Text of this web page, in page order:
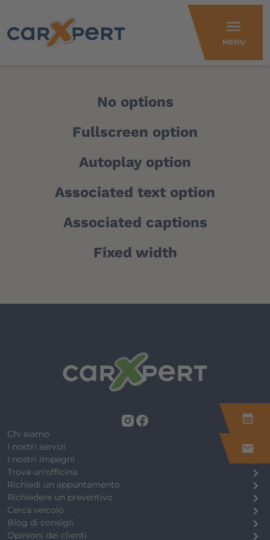
calendar_month
mail
MENU
menu
No options
Fullscreen option
Autoplay option
Associated text option
Associated captions
Fixed width
Chi siamo
I nostri servizi
I nostri impegni
Trova un'officina
Richiedi un appuntamento
Richiedere un preventivo
Cerca veicolo
Blog di consigli
Opinioni dei clienti